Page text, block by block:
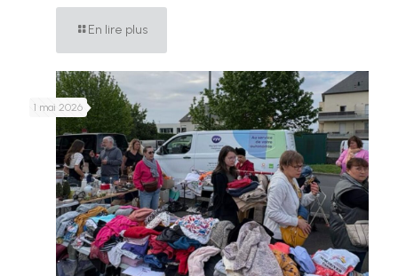
En lire plus
1 mai 2026